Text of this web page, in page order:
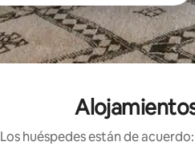
Los huéspedes están de